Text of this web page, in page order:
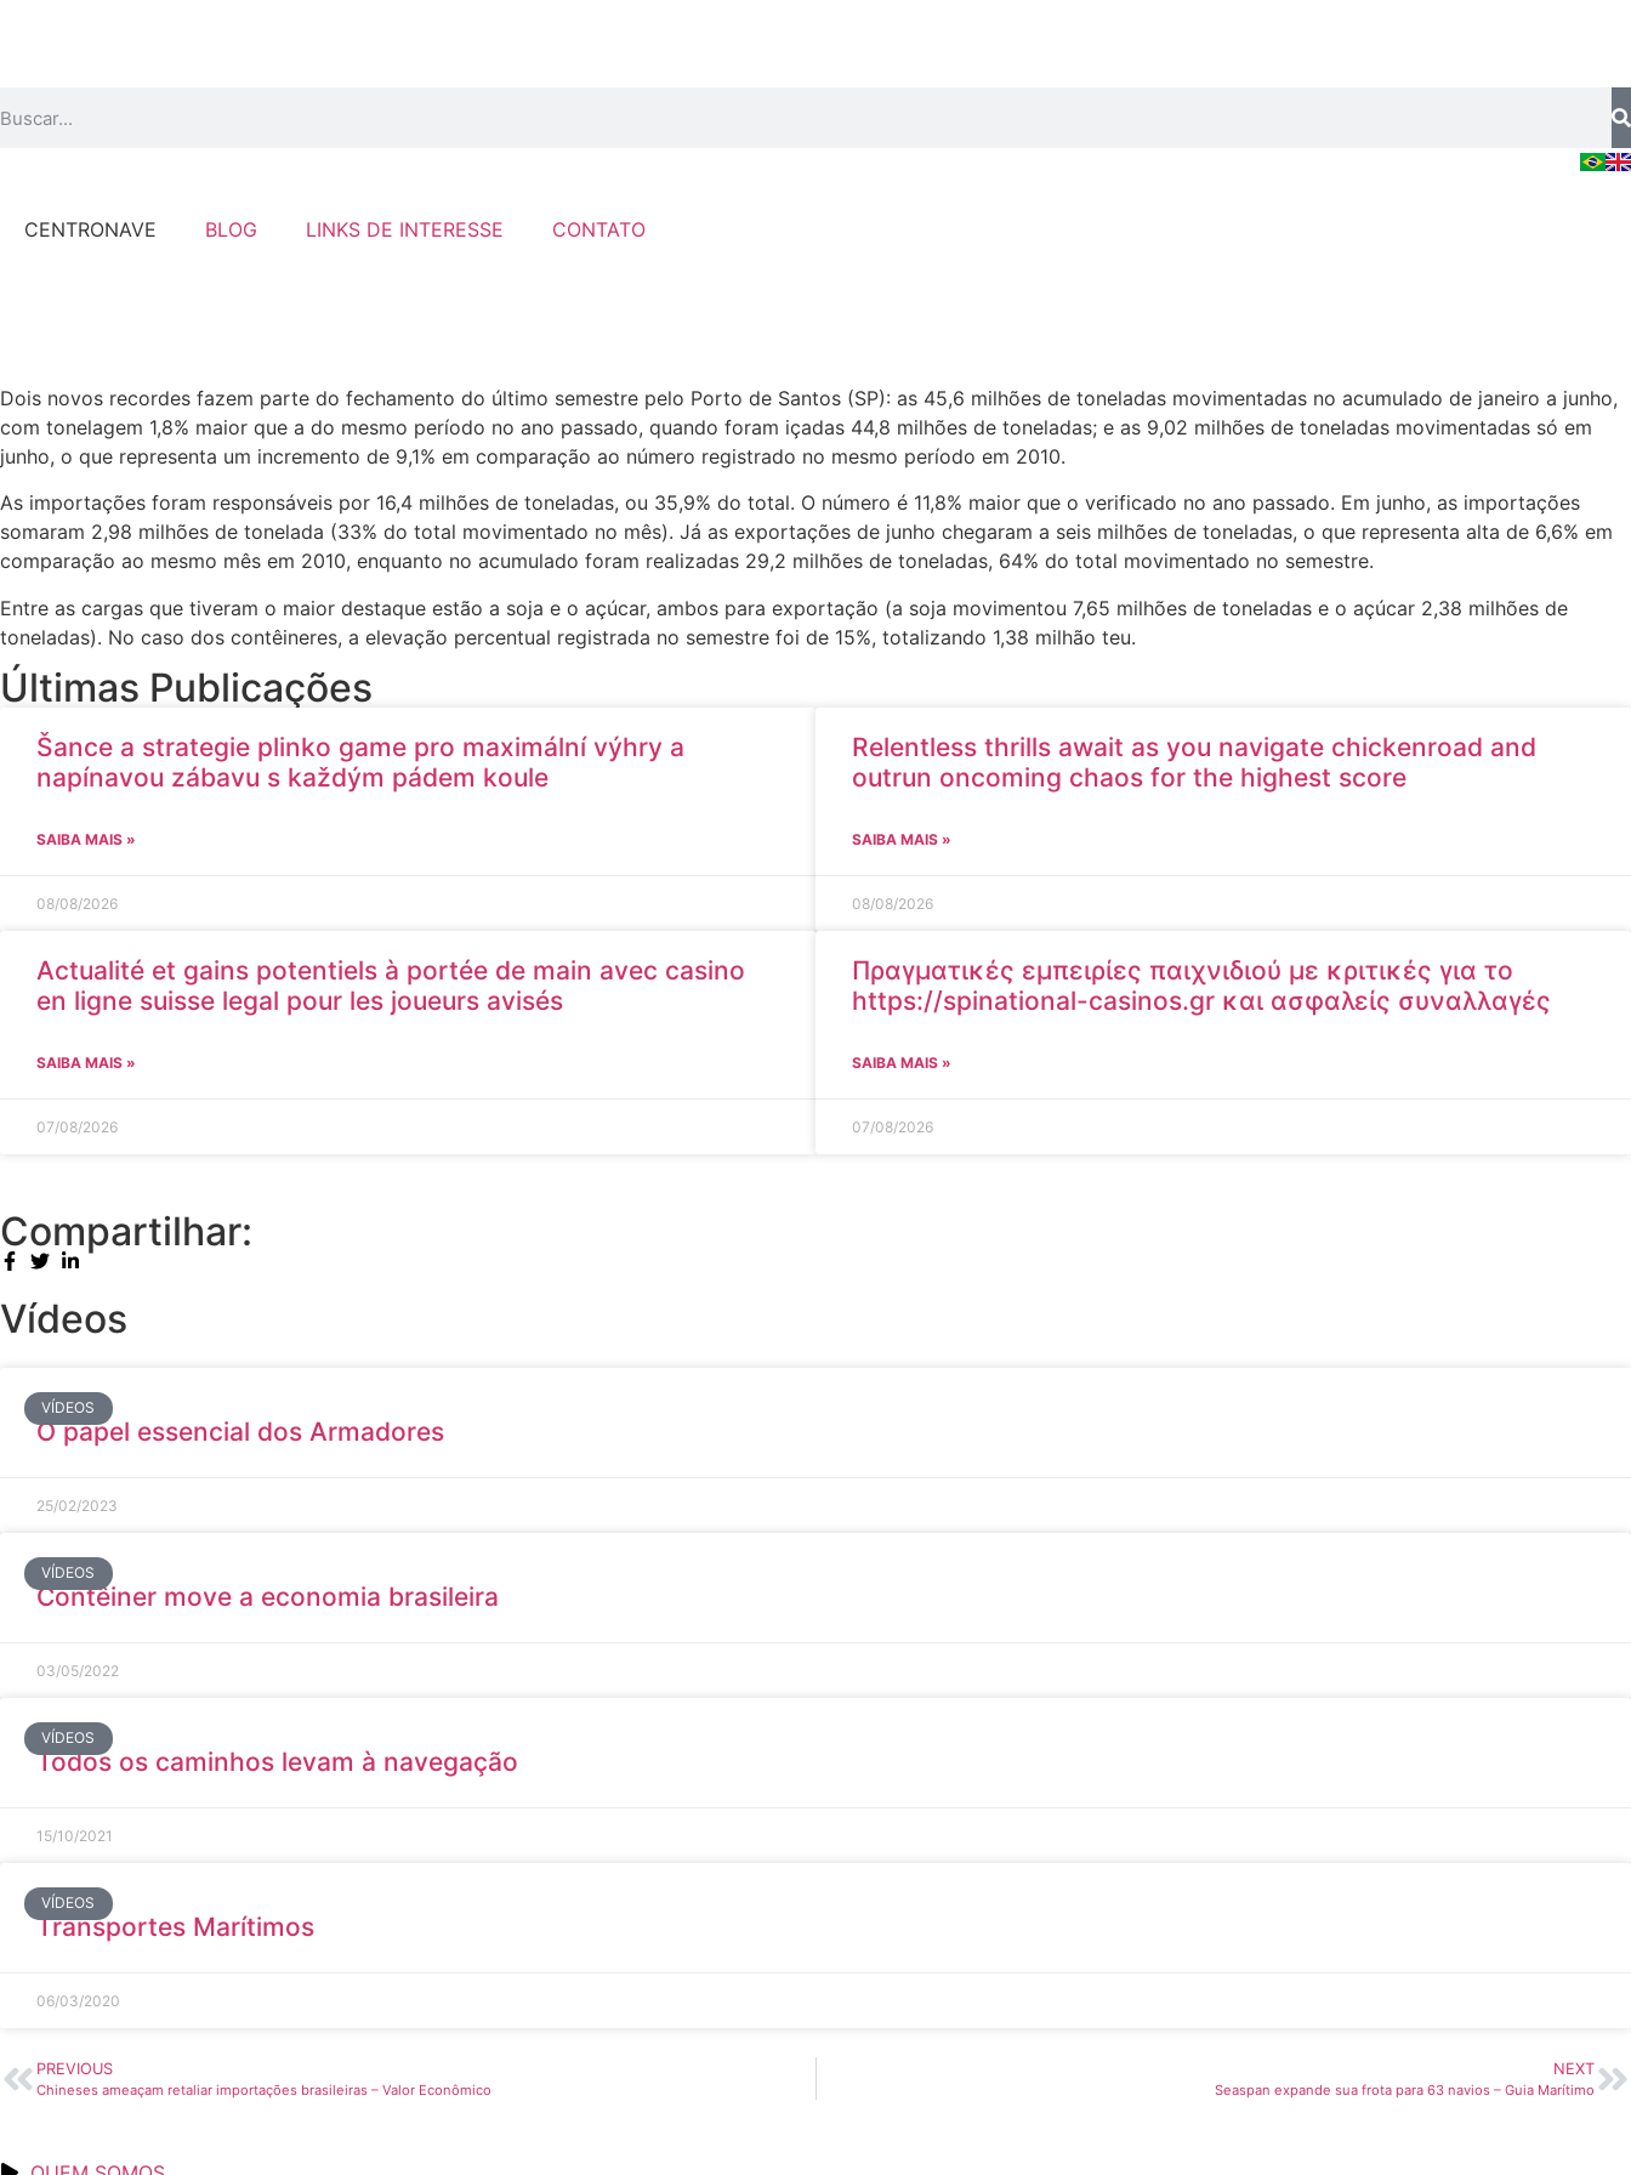
CENTRONAVE BLOG LINKS DE INTERESSE CONTATO
Dois novos recordes fazem parte do fechamento do último semestre pelo Porto de Santos (SP): as 45,6 milhões de toneladas movimentadas no acumulado de janeiro a junho,
com tonelagem 1,8% maior que a do mesmo período no ano passado, quando foram içadas 44,8 milhões de toneladas; e as 9,02 milhões de toneladas movimentadas só em
junho, o que representa um incremento de 9,1% em comparação ao número registrado no mesmo período em 2010.
As importações foram responsáveis por 16,4 milhões de toneladas, ou 35,9% do total. O número é 11,8% maior que o verificado no ano passado. Em junho, as importações
somaram 2,98 milhões de tonelada (33% do total movimentado no mês). Já as exportações de junho chegaram a seis milhões de toneladas, o que representa alta de 6,6% em
comparação ao mesmo mês em 2010, enquanto no acumulado foram realizadas 29,2 milhões de toneladas, 64% do total movimentado no semestre.
Entre as cargas que tiveram o maior destaque estão a soja e o açúcar, ambos para exportação (a soja movimentou 7,65 milhões de toneladas e o açúcar 2,38 milhões de
toneladas). No caso dos contêineres, a elevação percentual registrada no semestre foi de 15%, totalizando 1,38 milhão teu.
Últimas Publicações
Šance a strategie plinko game pro maximální výhry a
napínavou zábavu s každým pádem koule
SAIBA MAIS »
08/08/2026
Relentless thrills await as you navigate chickenroad and
outrun oncoming chaos for the highest score
SAIBA MAIS »
08/08/2026
Actualité et gains potentiels à portée de main avec casino
en ligne suisse legal pour les joueurs avisés
SAIBA MAIS »
07/08/2026
Πραγματικές εμπειρίες παιχνιδιού με κριτικές για το
https://spinational-casinos.gr και ασφαλείς συναλλαγές
SAIBA MAIS »
07/08/2026
Compartilhar:
Vídeos
VÍDEOS
O papel essencial dos Armadores
25/02/2023
VÍDEOS
Contêiner move a economia brasileira
03/05/2022
VÍDEOS
Todos os caminhos levam à navegação
15/10/2021
VÍDEOS
Transportes Marítimos
06/03/2020
PREVIOUS
Chineses ameaçam retaliar importações brasileiras – Valor Econômico
NEXT
Seaspan expande sua frota para 63 navios – Guia Marítimo